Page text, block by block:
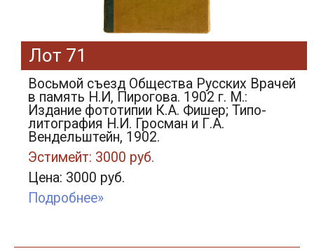
Лот 71
Восьмой съезд Общества Русских Врачей
в память Н.И, Пирогова. 1902 г. М.:
Издание фототипии К.А. Фишер; Типо-
литография Н.И. Гросман и Г.А.
Вендельштейн, 1902.
Эстимейт: 3000 руб.
Цена: 3000 руб.
Подробнее»